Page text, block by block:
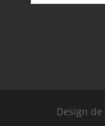
Design de